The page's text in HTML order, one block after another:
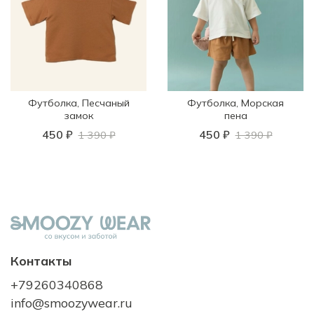
Футболка, Песчаный
замок
450 ₽ 1 390 ₽
Футболка, Морская
пена
450 ₽ 1 390 ₽
Контакты
+79260340868
info@smoozywear.ru